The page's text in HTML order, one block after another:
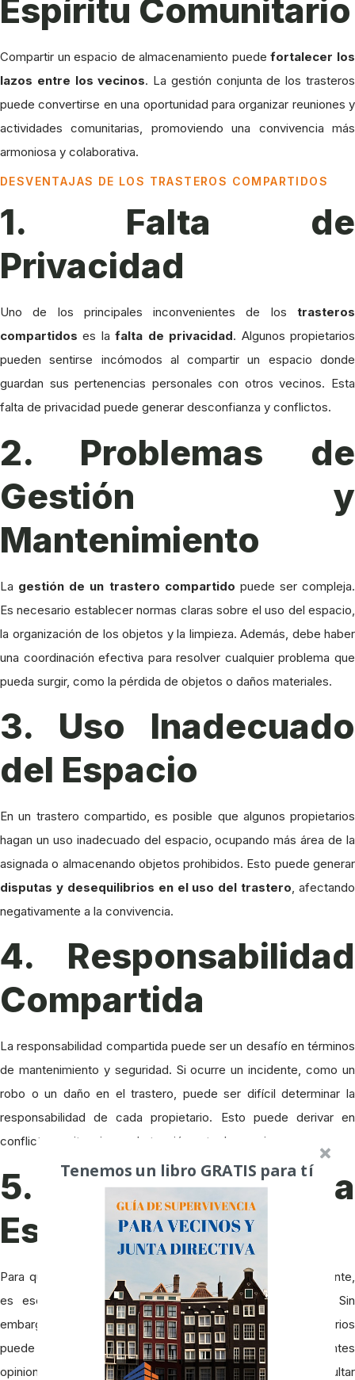
Espíritu Comunitario
Compartir un espacio de almacenamiento puedefortalecer los
lazos entre los vecinos. La gestión conjunta de los trasteros
puede convertirse en una oportunidad para organizar reuniones y
actividades comunitarias, promoviendo una convivencia más
armoniosa y colaborativa.
DESVENTAJAS DE LOS TRASTEROS COMPARTIDOS
1. Falta de
Privacidad
Uno de los principales inconvenientes de los trasteros
compartidos es lafalta de privacidad. Algunos propietarios
pueden sentirse incómodos al compartir un espacio donde
guardan sus pertenencias personales con otros vecinos. Esta
falta de privacidad puede generar desconfianza y conflictos.
2. Problemas de
Gestión y
Mantenimiento
La gestión de un trastero compartido puede ser compleja.
Es necesario establecer normas claras sobre el uso del espacio,
la organización de los objetos y la limpieza. Además, debe haber
una coordinación efectiva para resolver cualquier problema que
pueda surgir, como la pérdida de objetos o daños materiales.
3. Uso Inadecuado
del Espacio
En un trastero compartido, es posible que algunos propietarios
hagan un uso inadecuado del espacio, ocupando más área de la
asignada o almacenando objetos prohibidos. Esto puede generar
disputas y desequilibrios en el uso del trastero, afectando
negativamente a la convivencia.
4. Responsabilidad
Compartida
La responsabilidad compartida puede ser un desafío en términos
de mantenimiento y seguridad. Si ocurre un incidente, como un
robo o un daño en el trastero, puede ser difícil determinar la
responsabilidad de cada propietario. Esto puede derivar en
conflictos y situaciones de tensión entre los vecinos.
5. Dificultad para
Establecer Normas
Para que un trastero compartido funcione de manera eficiente,
es esencial establecer normas claras y consensuadas. Sin
embargo, alcanzar un acuerdo entre todos los propietarios
puede ser complicado, especialmente si existen diferentes
opiniones y necesidades. La falta de consenso puede dificultar
Tenemos un libro GRATIS para tí